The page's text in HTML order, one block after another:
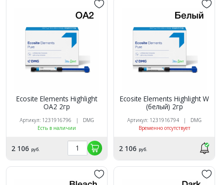
Ecosite Elements Highlight
OA2 2гр
Артикул: 1231916796 | DMG
Есть в наличии
2 106 руб.
Ecosite Elements Highlight W
(белый) 2гр
Артикул: 1231916794 | DMG
Временно отсутствует
2 106 руб.